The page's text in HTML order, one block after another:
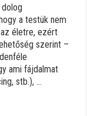
a testük nem
életre, ezért
szerint –
ami fájdalmat
stb.), ...